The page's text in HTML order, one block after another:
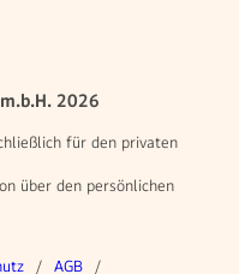
2026
für den privaten
über den persönlichen
AGB